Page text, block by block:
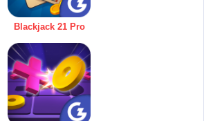
Blackjack 21 Pro